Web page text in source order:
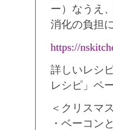
ー）なうえ
消化の負担
https://
詳しいレシ
レシピ」ペ
＜クリスマ
・ベーコン